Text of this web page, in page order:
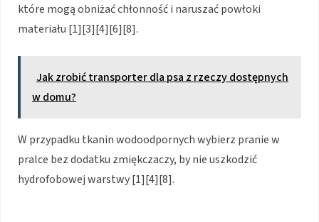
które mogą obniżać chłonność i naruszać powłoki
materiału [1][3][4][6][8].
Jak zrobić transporter dla psa z rzeczy dostępnych
w domu?
W przypadku tkanin wodoodpornych wybierz pranie w
pralce bez dodatku zmiękczaczy, by nie uszkodzić
hydrofobowej warstwy [1][4][8].